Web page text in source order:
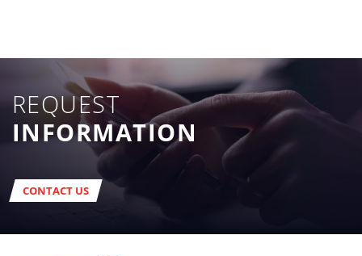
REQUEST
INFORMATION
CONTACT US